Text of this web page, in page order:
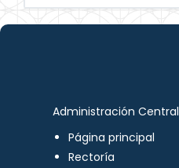
Administración Central
Página principal
Rectoría